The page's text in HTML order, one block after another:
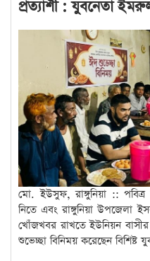
প্রত্যাশী : যুবনেতা
মো. ইউসুফ, রাঙ্গুনিয়া ::
নিতে এবং রাঙ্গুনিয়া উপজেলা
খোঁজখবর রাখতে ইউনিয়ন
শুভেচ্ছা বিনিময় করেছেন